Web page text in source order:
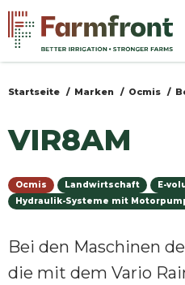
Direkt
zum
Inhalt
Sie
hier
Startseite Marken Ocmis
VIR8AM
Ocmis Landwirtschaft
E-
Hydraulik-Systeme mit
Bei den Maschinen
die mit dem Vario